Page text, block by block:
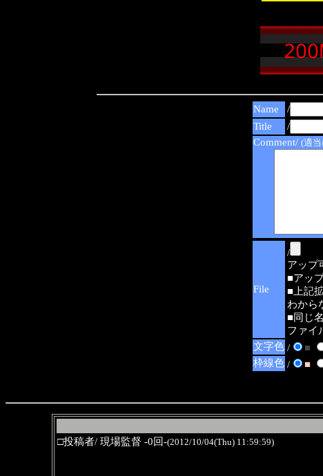
Name
/
Title
/
Comment/ (適
File
/
アップ
■アッ
■上記
わから
■同じ
ファイ
文字色 / ■
枠線色 / ■
□投稿者/ 現場監督 -0回-(2012/10/04(Thu) 11:59:59)